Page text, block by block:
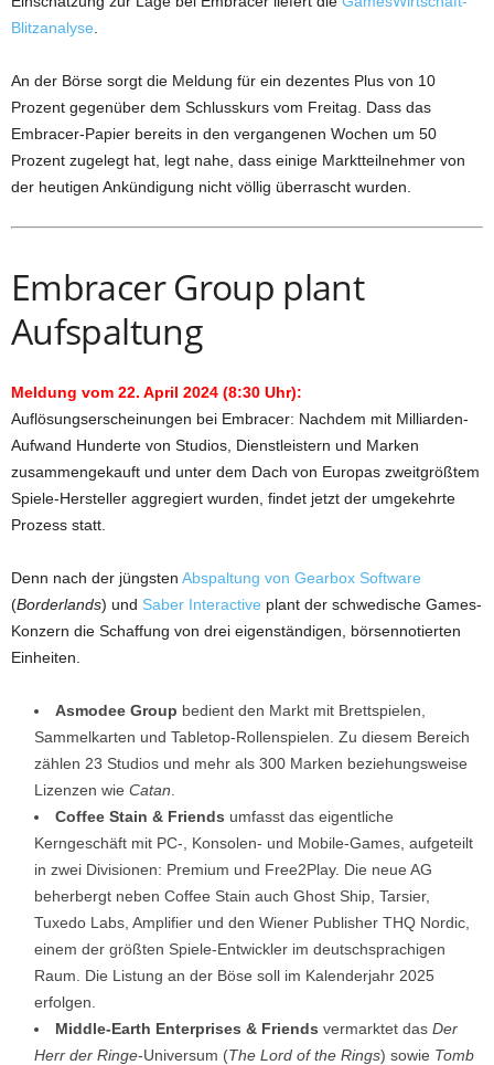
Blitzanalyse
An der Börse sorgt die Meldung für ein dezentes Plus von 10
Prozent gegenüber dem Schlusskurs vom Freitag. Dass das
Embracer-Papier bereits in den vergangenen Wochen um 50
Prozent zugelegt hat, legt nahe, dass einige Marktteilnehmer von
der heutigen Ankündigung nicht völlig überrascht wurden.
Embracer Group plant
Aufspaltung
Meldung vom 22. April 2024 (8:30 Uhr):
Auflösungserscheinungen bei Embracer: Nachdem mit Milliarden-
Aufwand Hunderte von Studios, Dienstleistern und Marken
zusammengekauft und unter dem Dach von Europas zweitgrößtem
Spiele-Hersteller aggregiert wurden, findet jetzt der umgekehrte
Prozess statt.
Denn nach der jüngsten Abspaltung von Gearbox Software
(Borderlands) und Saber Interactive plant der schwedische Games-
Konzern die Schaffung von drei eigenständigen, börsennotierten
Einheiten.
Asmodee Group bedient den Markt mit Brettspielen,
Sammelkarten und Tabletop-Rollenspielen. Zu diesem Bereich
zählen 23 Studios und mehr als 300 Marken beziehungsweise
Lizenzen wie Catan
Coffee Stain & Friends umfasst das eigentliche
Kerngeschäft mit PC-, Konsolen- und Mobile-Games, aufgeteilt
in zwei Divisionen: Premium und Free2Play. Die neue AG
beherbergt neben Coffee Stain auch Ghost Ship, Tarsier,
Tuxedo Labs, Amplifier und den Wiener Publisher THQ Nordic,
einem der größten Spiele-Entwickler im deutschsprachigen
Raum. Die Listung an der Böse soll im Kalenderjahr 2025
erfolgen.
Middle-Earth Enterprises & Friends vermarktet das Der
Herr der Ringe-Universum (The Lord of the Rings) sowie Tomb